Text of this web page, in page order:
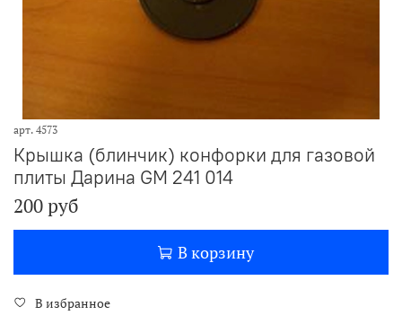
арт. 4573
Крышка (блинчик) конфорки для газовой
плиты Дарина GM 241 014
200 руб
В корзину
В избранное